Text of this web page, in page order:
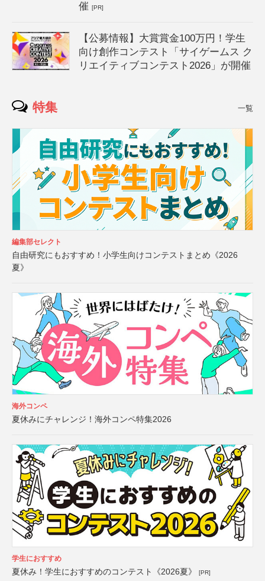
催[PR]
【公募情報】大賞賞金100万円！学生
向け創作コンテスト「サイゲームス ク
リエイティブコンテスト2026」が開催
特集 一覧
編集部セレクト
自由研究にもおすすめ！小学生向けコンテストまとめ《2026
夏》
海外コンペ
夏休みにチャレンジ！海外コンペ特集2026
学生におすすめ
夏休み！学生におすすめのコンテスト《2026夏》 [PR]